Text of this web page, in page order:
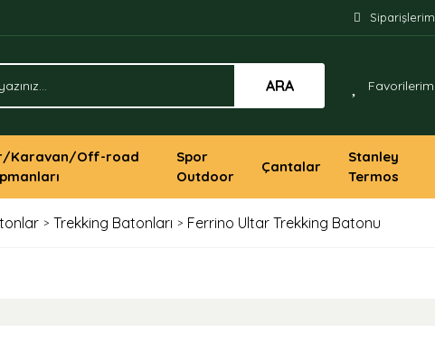
Siparişlerim
ARA Favorilerim
Karavan/Off-road
Spor
Outdoor
Çantalar
Stanley
Termos
Trekking Batonları Ferrino Ultar Trekking Batonu